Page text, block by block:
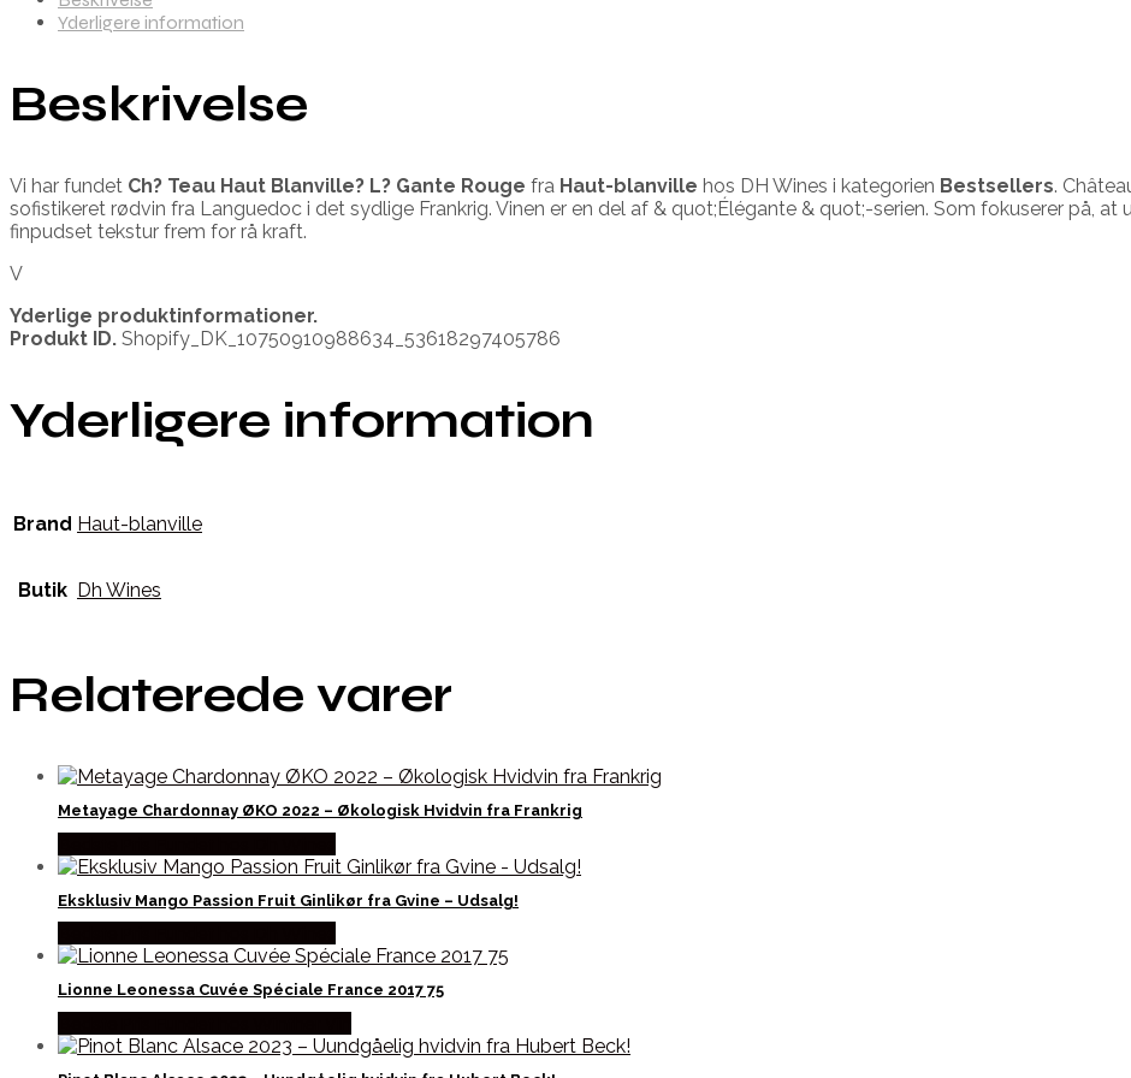
Yderligere information
Beskrivelse
Vi har fundet Ch? Teau Haut Blanville? L? Gante Rouge fra Haut-blanville hos DH Wines i kategorien Bestsellers.
sofistikeret rødvin fra Languedoc i det sydlige Frankrig. Vinen er en del af & quot;Élégante & quot;-serien. Som fokuserer på,
finpudset tekstur frem for rå kraft.
V
Yderlige produktinformationer.
Produkt ID. Shopify_DK_10750910988634_53618297405786
Yderligere information
Brand Haut-blanville
Butik Dh Wines
Relaterede varer
Metayage Chardonnay ØKO 2022 – Økologisk Hvidvin fra Frankrig
Eksklusiv Mango Passion Fruit Ginlikør fra Gvine – Udsalg!
Lionne Leonessa Cuvée Spéciale France 2017 75